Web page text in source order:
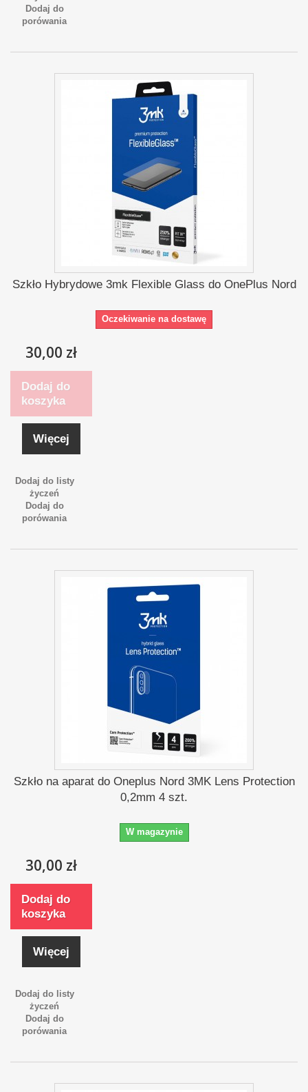
Dodaj do
porówania
Szkło Hybrydowe 3mk Flexible Glass do OnePlus Nord
Oczekiwanie na dostawę
30,00 zł
Dodaj do
koszyka
Więcej
Dodaj do listy
życzeń
Dodaj do
porówania
Szkło na aparat do Oneplus Nord 3MK Lens Protection
0,2mm 4 szt.
W magazynie
30,00 zł
Dodaj do
koszyka
Więcej
Dodaj do listy
życzeń
Dodaj do
porówania